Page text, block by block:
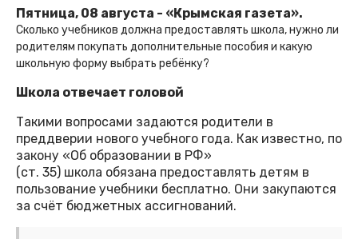
Пятница, 08 августа - «Крымская газета».
Сколько учебников должна предоставлять школа, нужно ли
родителям покупать дополнительные пособия и какую
школьную форму выбрать ребёнку?
Школа отвечает головой
Такими вопросами задаются родители в
преддверии нового учебного года. Как известно, по
закону «Об образовании в РФ»
(ст. 35) школа обязана предоставлять детям в
пользование учебники бесплатно. Они закупаются
за счёт бюджетных ассигнований.